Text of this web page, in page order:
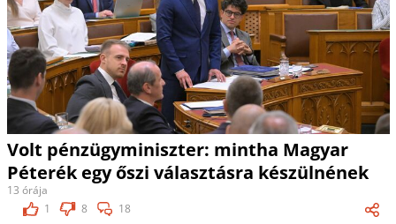
Volt pénzügyminiszter: mintha Magyar
Péterék egy őszi választásra készülnének
13 órája
1
8 18